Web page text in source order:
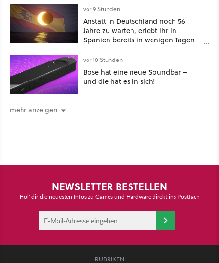
vor 9 Stunden
Anstatt in Deutschland noch 56
Jahre zu warten, erlebt ihr in
Spanien bereits in wenigen Tagen
vor 10 Stunden
Bose hat eine neue Soundbar –
und die hat es in sich!
mehr anzeigen
NEWSLETTER BESTELLEN
Hol' dir die neuesten Infos zu Games und Hardware direkt ins Postfach
RUBRIKEN